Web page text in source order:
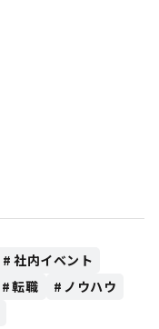
社内イベント
転職
ノウハウ